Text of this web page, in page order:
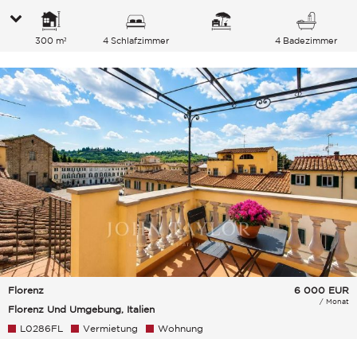
300 m² 4 Schlafzimmer 4 Badezimmer
Florenz
Florenz Und Umgebung, Italien
6 000 EUR
/ Monat
L0286FL Vermietung Wohnung